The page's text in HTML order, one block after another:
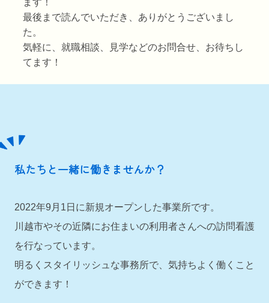
最後まで読んでいただき、ありがとうございまし
た。
気軽に、就職相談、見学などのお問合せ 、お待ちし
てます！
私たちと一緒に働きませんか？
2022年9月1日に新規オープンした事業所です。
川越市やその近隣にお住まいの利用者さんへの訪問看護
を行なっています。
明るくスタイリッシュな事務所で、気持ちよく働くこと
ができます！